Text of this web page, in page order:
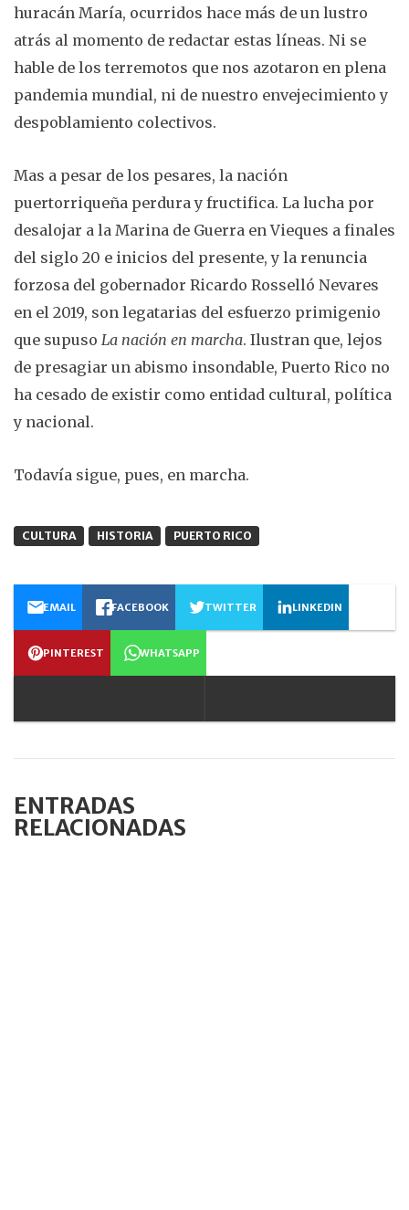
huracán María, ocurridos hace más de un lustro
atrás al momento de redactar estas líneas. Ni se
hable de los terremotos que nos azotaron en plena
pandemia mundial, ni de nuestro envejecimiento y
despoblamiento colectivos.
Mas a pesar de los pesares, la nación
puertorriqueña perdura y fructifica. La lucha por
desalojar a la Marina de Guerra en Vieques a finales
del siglo 20 e inicios del presente, y la renuncia
forzosa del gobernador Ricardo Rosselló Nevares
en el 2019, son legatarias del esfuerzo primigenio
que supuso La nación en marcha. Ilustran que, lejos
de presagiar un abismo insondable, Puerto Rico no
ha cesado de existir como entidad cultural, política
y nacional.
Todavía sigue, pues, en marcha.
CULTURA HISTORIA PUERTO RICO
EMAIL FACEBOOK TWITTER LINKEDIN
PINTEREST WHATSAPP
ENTRADAS
RELACIONADAS